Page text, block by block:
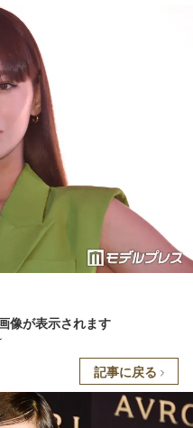
像が表示されます
記事に戻る